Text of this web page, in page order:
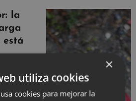
la
está
en
son
las
×
utiliza cookies
cookies para mejorar la